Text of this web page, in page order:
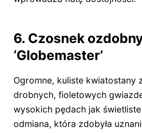
6. Czosnek
‘Globemaster’
Ogromne, kuliste kwiatostany
drobnych, fioletowych
wysokich pędach jak
odmiana, która zdobyła